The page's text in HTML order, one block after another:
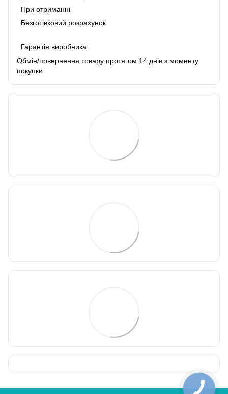
При отриманні
Безготівковий розрахунок
Гарантія виробника
Обмін/повернення товару протягом 14 днів з моменту
покупки